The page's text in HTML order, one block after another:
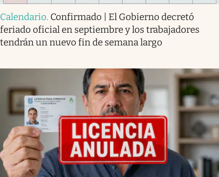
Calendario. Confirmado | El Gobierno decretó
feriado oficial en septiembre y los trabajadores
tendrán un nuevo fin de semana largo